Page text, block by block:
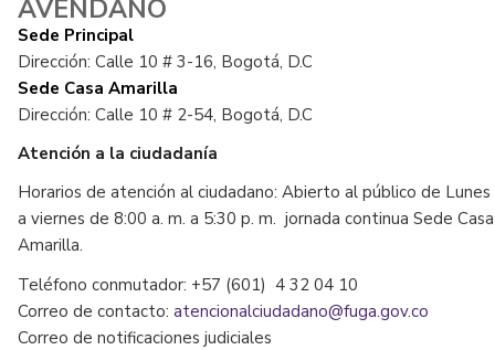
AVENDAÑO
Sede Principal
Dirección: Calle 10 # 3-16, Bogotá, D.C
Sede Casa Amarilla
Dirección: Calle 10 # 2-54, Bogotá, D.C
Atención a la ciudadanía
Horarios de atención al ciudadano: Abierto al público de Lunes
a viernes de 8:00 a. m. a 5:30 p. m. jornada continua Sede Casa
Amarilla.
Teléfono conmutador: +57 (601) 4 32 04 10
Correo de contacto: atencionalciudadano@fuga.gov.co
Correo de notificaciones judiciales